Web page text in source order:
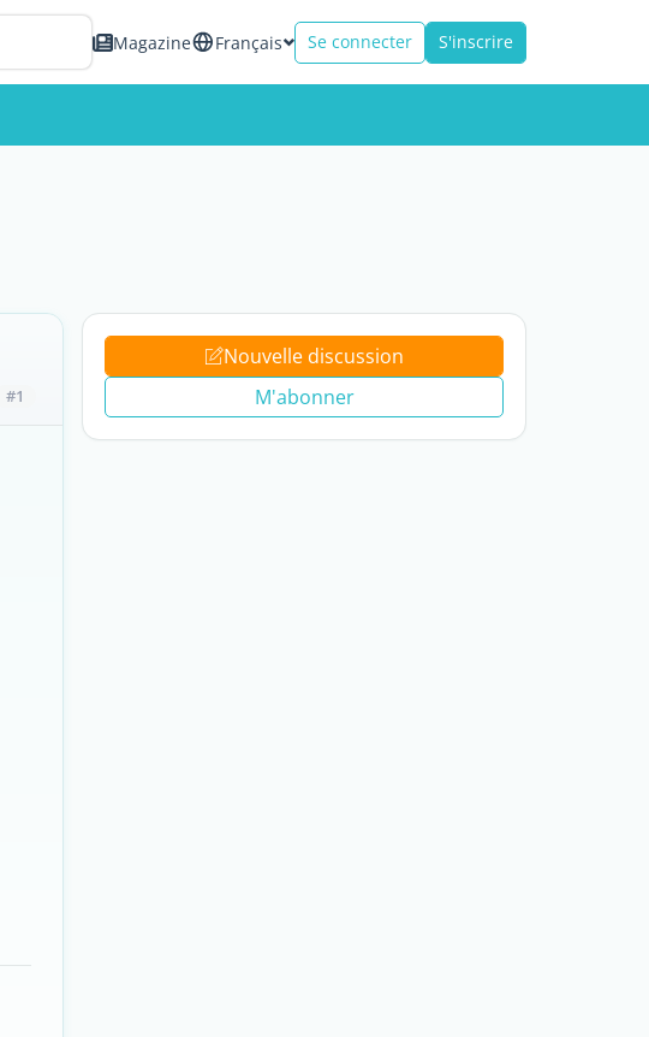
Magazine Français Se connecter S'inscrire
#1
Nouvelle discussion
M'abonner